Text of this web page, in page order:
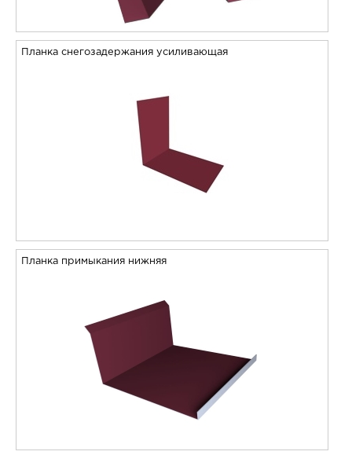
Планка снегозадержания усиливающая
Планка примыкания нижняя